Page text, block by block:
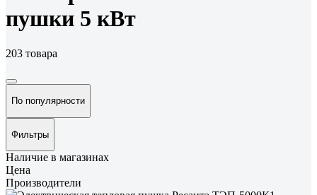
пушки 5 кВт
203 товара
По популярности
Фильтры
Наличие в магазинах
Цена
Производители